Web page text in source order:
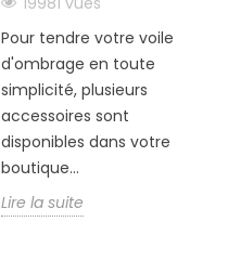
Pour tendre votre voile
d'ombrage en toute
simplicité, plusieurs
accessoires sont
disponibles dans votre
boutique...
Lire la suite